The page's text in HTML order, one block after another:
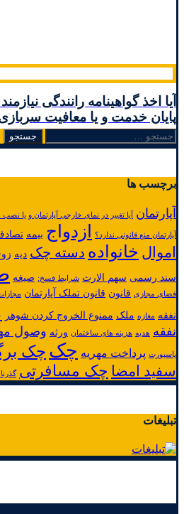
آیا اخذ گواهینامه رانندگی
پایان خدمت و یا معافیت
جستجو
برای:
برچسب ها
آپارتمان آیا تغییر در نمای خارجی آپارتمان و یا
آپارتمان منع قانونی ندارد؟ ازدواج بیمه
اموال خانواده دسته چک دیه
سند رسمی سهم الارث شرایط فسخ: صیغه
فضای مجازی قانون قانون تملک آپارتمان
نفقه مغازه ملک ممنوع الخروج کردن شوهر
نفقه هدیه هزینه های ساختمان ورثه وصول
پاسپورت پرداخت مهریه چک چک
سفید امضا چک مسافرتی
تبلیغات